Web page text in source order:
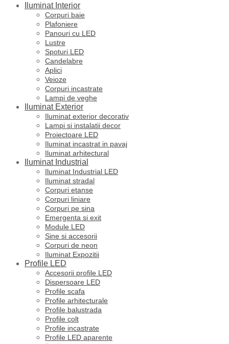
Iluminat Interior
Corpuri baie
Plafoniere
Panouri cu LED
Lustre
Spoturi LED
Candelabre
Aplici
Veioze
Corpuri incastrate
Lampi de veghe
Iluminat Exterior
Iluminat exterior decorativ
Lampi si instalatii decor
Proiectoare LED
Iluminat incastrat in pavaj
Iluminat arhitectural
Iluminat Industrial
Iluminat Industrial LED
Iluminat stradal
Corpuri etanse
Corpuri liniare
Corpuri pe sina
Emergenta si exit
Module LED
Sine si accesorii
Corpuri de neon
Iluminat Expozitii
Profile LED
Accesorii profile LED
Dispersoare LED
Profile scafa
Profile arhitecturale
Profile balustrada
Profile colt
Profile incastrate
Profile LED aparente